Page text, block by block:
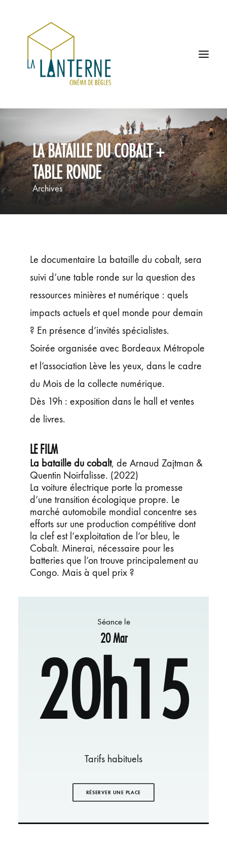
LES HORAIRES
À L’AFFICHE
PROCHAINEMENT
PRATIQUE
LA BATAILLE DU COBALT +
TABLE RONDE
Archives
Le documentaire La bataille du cobalt, sera
suivi d’une table ronde sur la question des
ressources minières et numérique : quels
impacts actuels et quel monde pour demain
? En présence d’invités spécialistes.
Soirée organisée avec Bordeaux Métropole
et l’association Lève les yeux, dans le cadre
du Mois de la collecte numérique.
Dès 19h : exposition dans le hall et ventes
de livres.
LE FILM
La bataille du cobalt, de Arnaud Zajtman &
Quentin Noirfalisse. (2022)
La voiture électrique porte la promesse
d’une transition écologique propre. Le
marché automobile mondial concentre ses
efforts sur une production compétitive dont
la clef est l’exploitation de l’or bleu, le
Cobalt. Minerai, nécessaire pour les
batteries que l’on trouve principalement au
Congo. Mais à quel prix ?
Séance le
20 Mar
20h15
Tarifs habituels
RÉSERVER UNE PLACE